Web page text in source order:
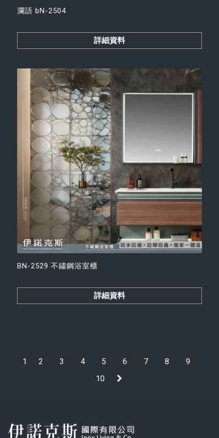
瀾語 bN-2504
詳細資料
BN-2529 不鏽鋼浴室櫃
詳細資料
1 2 3 4 5 6 7 8
9
10